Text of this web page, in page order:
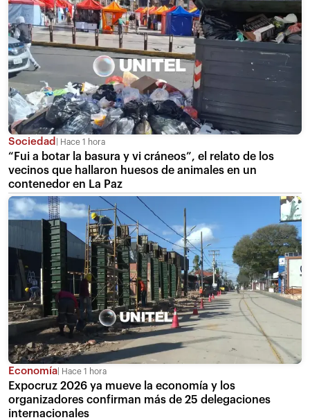
Sociedad Hace 1 hora
“Fui a botar la basura y vi cráneos”, el relato de los
vecinos que hallaron huesos de animales en un
contenedor en La Paz
Economía Hace 1 hora
Expocruz 2026 ya mueve la economía y los
organizadores confirman más de 25 delegaciones
internacionales